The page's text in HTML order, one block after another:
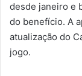
desde janeiro e
do benefício. A
atualização do
jogo.